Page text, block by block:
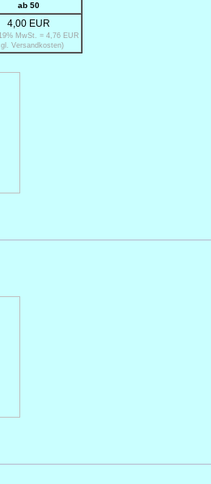
ab 50
4,00 EUR
MwSt. = 4,76 EUR
Versandkosten)